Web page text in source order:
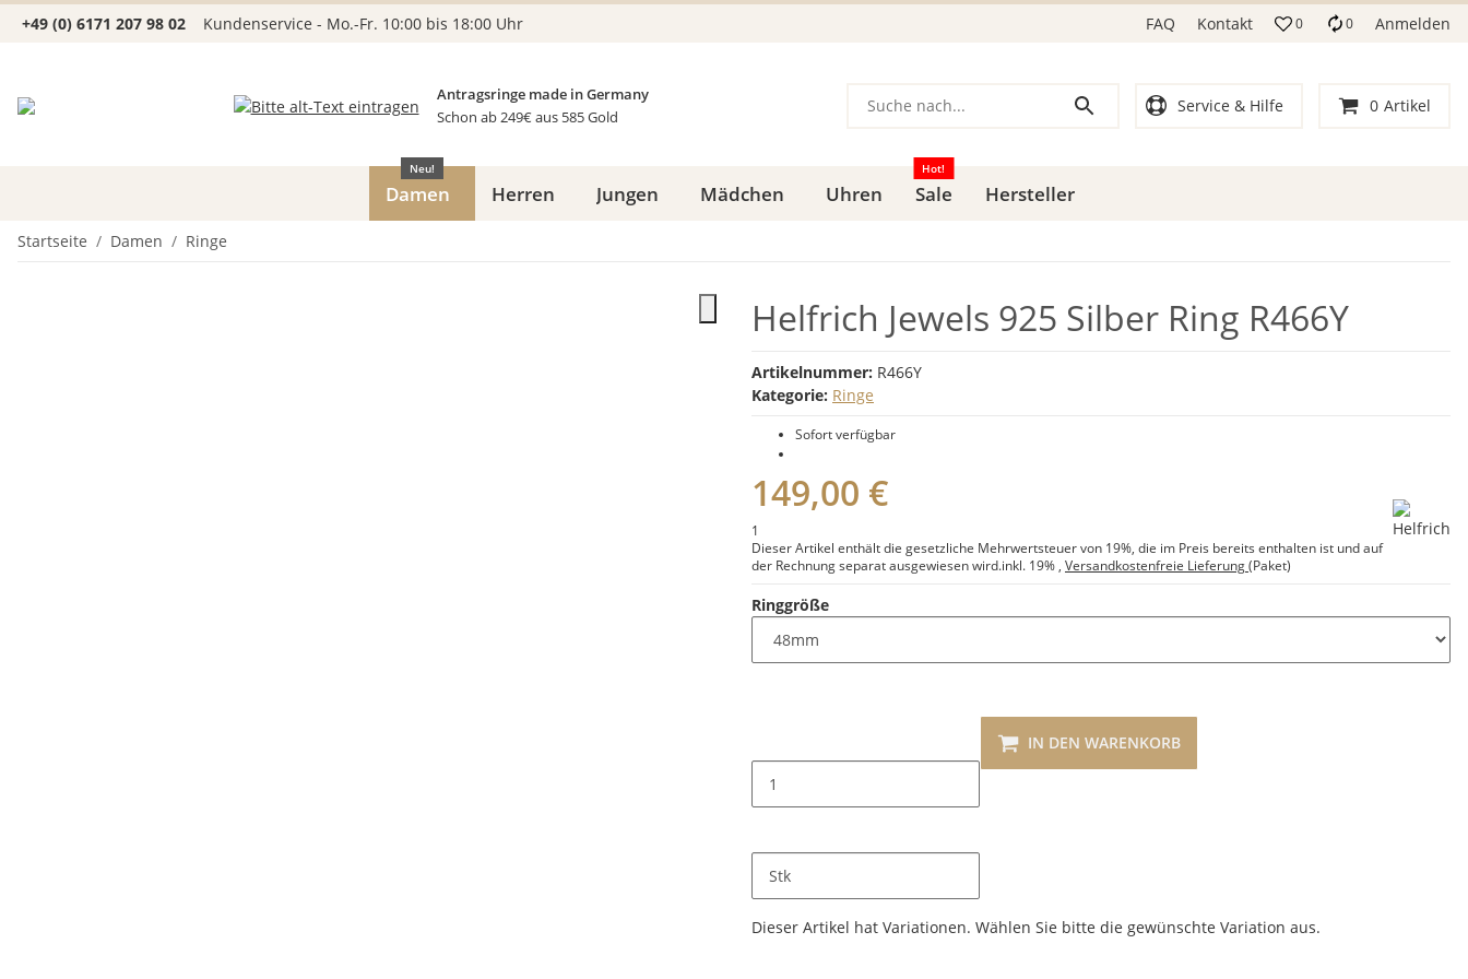
+49 (0) 6171 207 98 02 Kundenservice - Mo.-Fr. 10:00 bis 18:00 Uhr FAQ Kontakt 0 0 Anmelden
Antragsringe made in Germany
Schon ab 249€ aus 585 Gold
Service & Hilfe 0 Artikel
Damen
Neu!
Herren Jungen Mädchen Uhren Sale
Hot!
Hersteller
Startseite Damen Ringe
Helfrich Jewels 925 Silber Ring R466Y
Artikelnummer: R466Y
Kategorie: Ringe
Sofort verfügbar
149,00 €
1
Dieser Artikel enthält die gesetzliche Mehrwertsteuer von 19%, die im Preis bereits enthalten ist und auf
der Rechnung separat ausgewiesen wird.inkl. 19% , Versandkostenfreie Lieferung(Paket)
Ringgröße
Stk
IN DEN WARENKORB
x
Dieser Artikel hat Variationen. Wählen Sie bitte die gewünschte Variation aus.